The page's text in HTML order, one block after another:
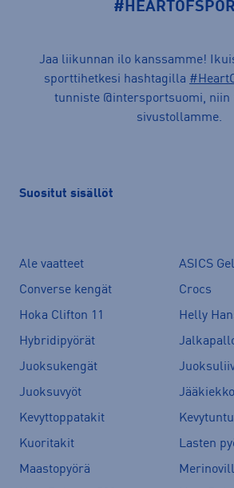
Jaa liikunnan ilo kanssamme!
sporttihetkesi hashtagilla
tunniste @intersportsuomi, niin
sivustollamme.
Suositut sisällöt
Ale vaatteet
ASICS
Converse kengät
Crocs
Hoka Clifton 11
Helly
Hybridipyörät
Juoksukengät
Juoksuvyöt
Kevyttoppatakit
Kuoritakit
Lasten
Maastopyörä